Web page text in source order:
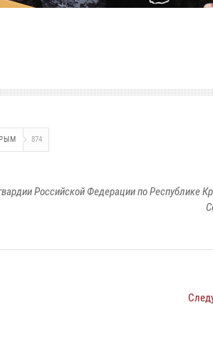
874
Российской Федерации по Республике